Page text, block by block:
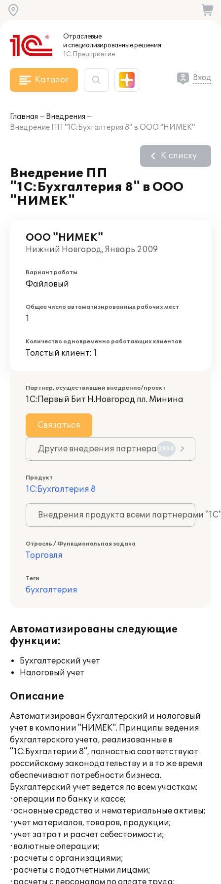
Отраслевые
и специализированныерешения
1С:Предприятие
Каталог Вход
Главная
Внедрения
Внедрение ПП "1С:Бухгалтерия 8" в ООО "НИМЕК"
Внедрение ПП
"1С:Бухгалтерия 8" в ООО
"НИМЕК"
К списку
ООО "НИМЕК"
Нижний Новгород, Январь 2009
Вариант работы
Файловый
Общее число автоматизированных рабочих мест
1
Количество одновременно работающих клиентов
Толстый клиент: 1
Партнер, осуществивший внедрение/проект
1С:Первый Бит Н.Новгород пл. Минина
Связаться
Другие внедрения партнера 2934
Продукт
1С:Бухгалтерия 8
Внедрения продукта всеми партнерами
Отрасль / Функциональная задача
Торговля
Теги
бухгалтерия
Автоматизированы следующие
функции:
Бухгалтерский учет
Налоговый учет
Описание
Автоматизирован бухгалтерский и налоговый
учет в компании "НИМЕК". Принципы ведения
бухгалтерского учета, реализованные в
"1С:Бухгалтерии 8", полностью соответствуют
российскому законодательству и в то же время
обеспечивают потребности бизнеса.
Бухгалтерский учет ведется по всем участкам:
·операции по банку и кассе;
·основные средства и нематериальные активы;
·учет материалов, товаров, продукции;
·учет затрат и расчет себестоимости;
·валютные операции;
·расчеты с организациями;
·расчеты с подотчетными лицами;
·расчеты с персоналом по оплате труда;